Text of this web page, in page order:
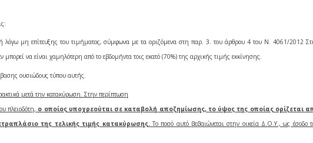
λόγω μη επίτευξης του τιμήματος, σύμφωνα με τα οριζόμενα στη παρ. 3. του άρθρου 4 του Ν. 4061/2012
να είναι χαμηλότερη από το εβδομήντα τοις εκατό (70%) της αρχικής τιμής εκκίνησης.
ουσιώδους τύπου αυτής.
μετά την κατακύρωση. Στην περίπτωση
πλειοδότη, ο οποίος υποχρεούται σε καταβολή αποζημίωσης, το ύψος της οποίας ορίζεται
της τελικής τιμής κατακύρωσης.Το ποσό αυτό βεβαιώνεται στην οικεία Δ.Ο.Υ., ως έσοδο